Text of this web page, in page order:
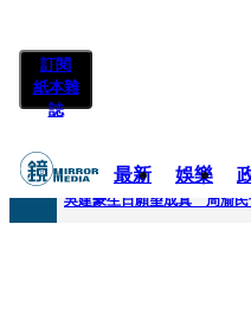
訂閱
紙本雜
誌
最新 娛樂
快訊